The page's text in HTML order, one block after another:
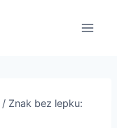
/ Znak bez lepku: